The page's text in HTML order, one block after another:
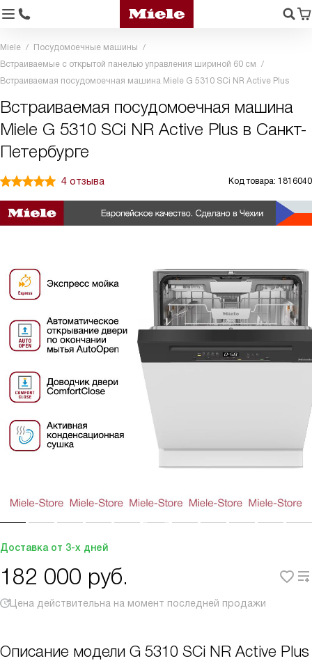
Miele
Посудомоечные машины
Встраиваемые с открытой панелью управления шириной 60 см
Встраиваемая посудомоечная машина Miele G 5310 SCi NR Active Plus
Встраиваемая посудомоечная машина
Miele G 5310 SCi NR Active Plus в Санкт-
Петербурге
4 отзыва Код товара: 1816040
Доставка от 3-х дней
182 000 руб.
Цена действительна на момент последней продажи
Описание модели G 5310 SCi NR Active Plus